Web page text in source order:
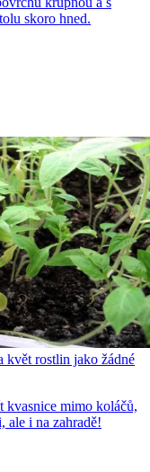
skoro hned.
květ rostlin jako žádné
kvasnice mimo koláčů,
ale i na zahradě!